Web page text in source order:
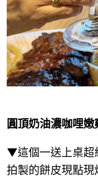
圓頂奶油濃咖哩
▼這個一送上桌超
拍製的餅皮現點